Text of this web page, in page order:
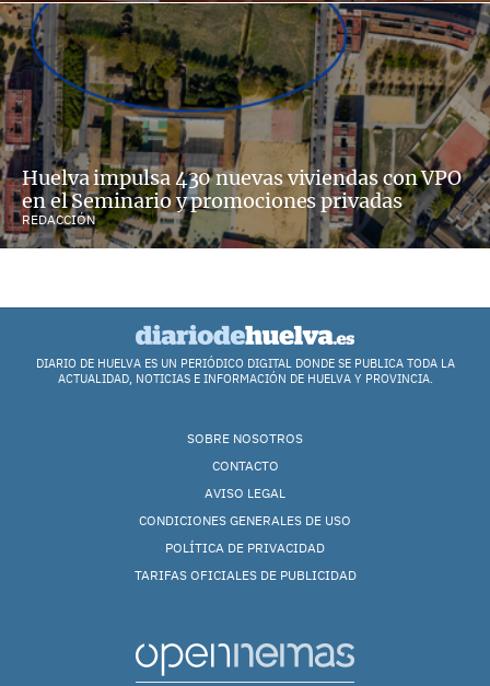
Huelva impulsa 430 nuevas viviendas con VPO
en el Seminario y promociones privadas
REDACCIÓN
DIARIO DE HUELVA ES UN PERIÓDICO DIGITAL DONDE SE PUBLICA TODA LA
ACTUALIDAD, NOTICIAS E INFORMACIÓN DE HUELVA Y PROVINCIA.
SOBRE NOSOTROS
CONTACTO
AVISO LEGAL
CONDICIONES GENERALES DE USO
POLÍTICA DE PRIVACIDAD
TARIFAS OFICIALES DE PUBLICIDAD